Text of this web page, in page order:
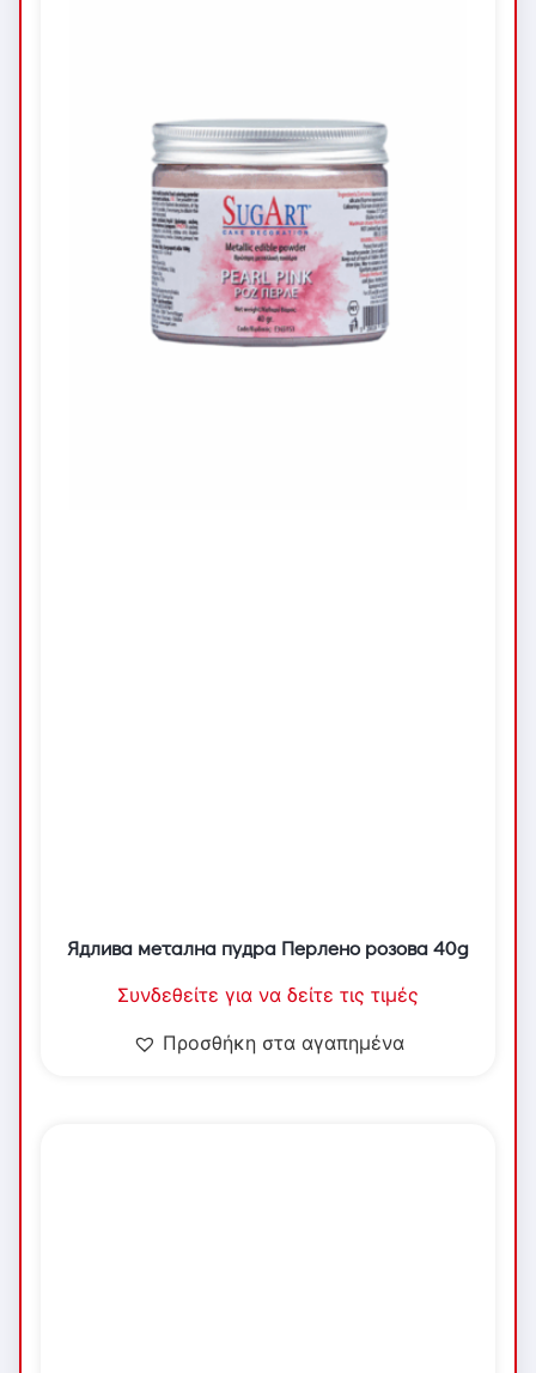
Ядлива метална пудра Перлено розова 40g
Συνδεθείτε για να δείτε τις τιμές
Προσθήκη στα αγαπημένα